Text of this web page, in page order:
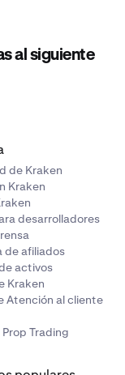
al siguiente
de Kraken
Kraken
desarrolladores
de afiliados
activos
Kraken
Atención al cliente
Trading